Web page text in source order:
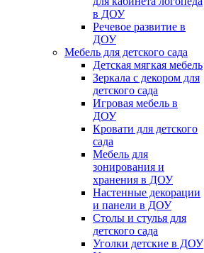
в ДОУ
Речевое развитие в
ДОУ
Мебель для детского сада
Детская мягкая мебель
Зеркала с декором для
детского сада
Игровая мебель в
ДОУ
Кровати для детского
сада
Мебель для
зонирования и
хранения в ДОУ
Настенные декорации
и панели в ДОУ
Столы и стулья для
детского сада
Уголки детские в ДОУ